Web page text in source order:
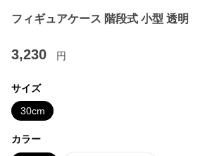
フィギュアケース 階段式 小型 透明
3,230 円
サイズ
30cm
カラー